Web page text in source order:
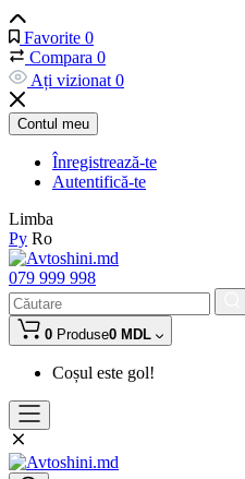
Favorite 0
Compara 0
Ați vizionat 0
Contul meu
Înregistrează-te
Autentifică-te
Limba
Ру Ro
079 999 998
0 Produse0 MDL
Coșul este gol!